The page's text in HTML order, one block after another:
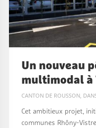
Un nouveau
multimodal à
CANTON DE ROUSSON,
Cet ambitieux projet,
communes Rhôny-